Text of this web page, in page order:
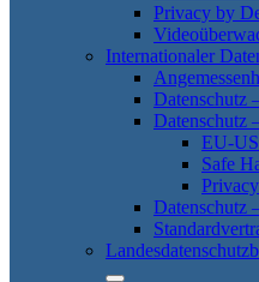
Privacy by
Internationaler
Datenschutz
Datenschutz
EU-
Safe
Datenschutz